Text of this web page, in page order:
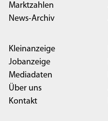
Marktzahlen
News-Archiv
Kleinanzeige
Jobanzeige
Mediadaten
Über uns
Kontakt